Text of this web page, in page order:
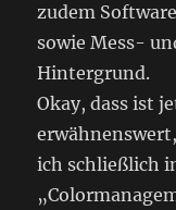
zudem
sowie Mess-
Hintergrund.
Okay, dass ist
ich schließlich